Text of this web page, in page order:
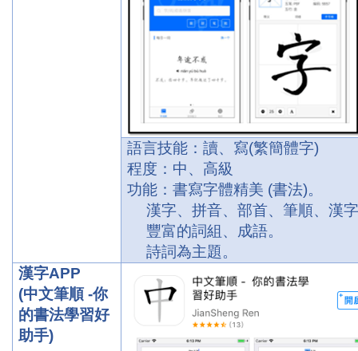
語言技能：讀、寫(繁簡體字)
程度：中、高級
功能：書寫字體精美 (書法)。
漢字、拼音、部首、筆順、漢
豐富的詞組、成語。
詩詞為主題。
漢字APP
(中文筆順-你
的書法學習好
助手)